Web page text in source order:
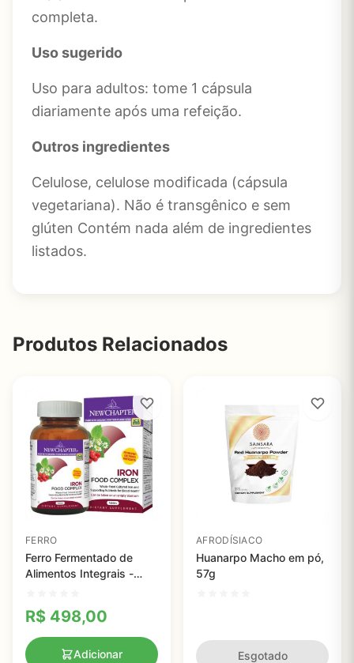
completa.
Uso sugerido
Uso para adultos: tome 1 cápsula
diariamente após uma refeição.
Outros ingredientes
Celulose, celulose modificada (cápsula
vegetariana). Não é transgênico e sem
glúten Contém nada além de ingredientes
listados.
Produtos Relacionados
FERRO
Ferro Fermentado de
Alimentos Integrais -
R$ 498,00
Adicionar
AFRODÍSIACO
Huanarpo Macho em pó,
57g
Esgotado